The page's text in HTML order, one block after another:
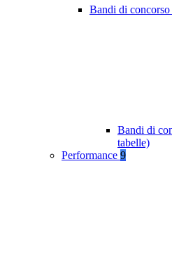
Bandi di concorso
Bandi di
tabelle)
Performance 9